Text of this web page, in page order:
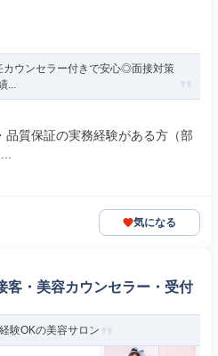
カウンセラー付きで安心◎面接対策
...
質保証の実務経験がある方（部
気になる
・美容カウンセラー・受付
験OKの美容サロン